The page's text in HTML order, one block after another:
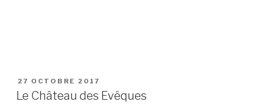
PUBLIÉ
LE
27 OCTOBRE 2017
Le Château des Evêques